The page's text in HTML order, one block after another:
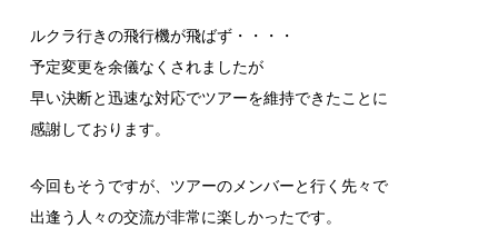
ルクラ行きの飛行機が飛ばず・・・・
予定変更を余儀なくされましたが
早い決断と迅速な対応でツアーを維持できたことに
感謝しております。
今回もそうですが、ツアーのメンバーと行く先々で
出逢う人々の交流が非常に楽しかったです。